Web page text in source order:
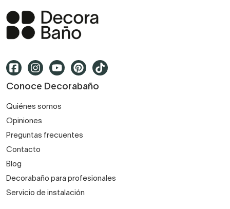
Conoce Decorabaño
Quiénes somos
Opiniones
Preguntas frecuentes
Contacto
Blog
Decorabaño para profesionales
Servicio de instalación